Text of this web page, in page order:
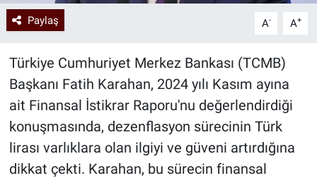
Paylaş A- A+
Türkiye Cumhuriyet Merkez Bankası (TCMB)
Başkanı Fatih Karahan, 2024 yılı Kasım ayına
ait Finansal İstikrar Raporu'nu değerlendirdiği
konuşmasında, dezenflasyon sürecinin Türk
lirası varlıklara olan ilgiyi ve güveni artırdığına
dikkat çekti. Karahan, bu sürecin finansal